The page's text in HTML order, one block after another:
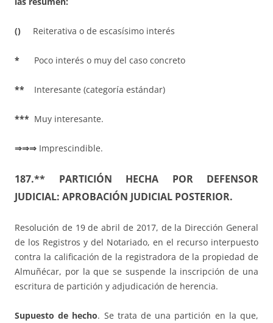
() Reiterativa o de escasísimo interés
* Poco interés o muy del caso concreto
** Interesante (categoría estándar)
*** Muy interesante.
⇒⇒⇒ Imprescindible.
187.** PARTICIÓN HECHA POR DEFENSOR
JUDICIAL: APROBACIÓN JUDICIAL POSTERIOR.
Resolución de 19 de abril de 2017, de la Dirección General
de los Registros y del Notariado, en el recurso interpuesto
contra la calificación de la registradora de la propiedad de
Almuñécar, por la que se suspende la inscripción de una
escritura de partición y adjudicación de herencia.
Supuesto de hecho. Se trata de una partición en la que,